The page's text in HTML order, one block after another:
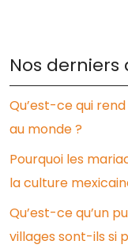
Nos derniers
Qu’est-ce qui
au monde ?
Pourquoi les
la culture
Qu’est-ce qu’un
villages sont-ils si